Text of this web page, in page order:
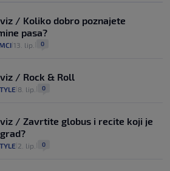
/ Koliko dobro poznajete
pasa?
13. lip. 0
/ Rock & Roll
8. lip. 0
/ Zavrtite globus i recite koji je
2. lip. 0